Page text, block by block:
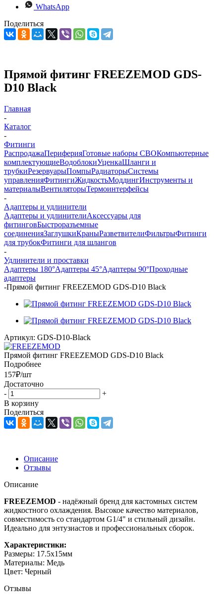
WhatsApp
Поделиться
Прямой фитинг FREEZEMOD GDS-
D10 Black
Главная
-
Каталог
-
Фитинги
РаспродажаПериферияГотовые наборы СВОКомпьютерные
комплектующиеВодоблокиУценкаШланги и
трубкиРезервуарыПомпыРадиаторыСистемы
управленияФитингиЖидкостьМоддингИнструменты и
материалыВентиляторыТермоинтерфейсы
-
Адаптеры и удлинители
Адаптеры и удлинителиАксессуары для
фитинговБыстроразъемные
соединенияЗаглушкиКраныРазветвителиФильтрыФитинги
для трубокФитинги для шлангов
-
Удлинители и проставки
Адаптеры 180°Адаптеры 45°Адаптеры 90°Проходные
адаптеры
-Прямой фитинг FREEZEMOD GDS-D10 Black
Артикул: GDS-D10-Black
Прямой фитинг FREEZEMOD GDS-D10 Black
Подробнее
157₽/шт
Достаточно
-
+
В корзину
Поделиться
Описание
Отзывы
Описание
FREEZEMOD - надёжный бренд для кастомных систем
жидкостного охлаждения. Высокое качество материалов,
совместимость со стандартом G1/4" и стильный дизайн.
Идеально для энтузиастов и профессиональных сборок.
Характеристики:
Размеры: 17.5х15мм
Материалы: Медь
Цвет: Черный
Отзывы